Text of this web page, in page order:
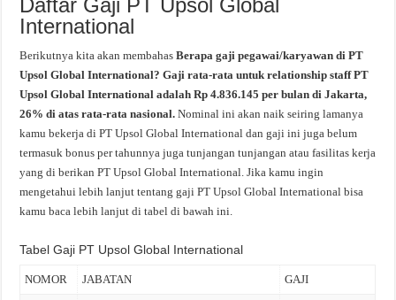
Daftar Gaji PT Upsol Global
International
Berikutnya kita akan membahasBerapa gaji pegawai/karyawan di PT
Upsol Global International? Gaji rata-rata untuk relationship staff PT
Upsol Global International adalah Rp 4.836.145 per bulan di Jakarta,
26% di atas rata-rata nasional.Nominal ini akan naik seiring lamanya
kamu bekerja di PT Upsol Global International dan gaji ini juga belum
termasuk bonus per tahunnya juga tunjangan tunjangan atau fasilitas kerja
yang di berikan PT Upsol Global International. Jika kamu ingin
mengetahui lebih lanjut tentang gaji PT Upsol Global International bisa
kamu baca lebih lanjut di tabel di bawah ini.
Tabel Gaji PT Upsol Global International
NOMOR JABATAN GAJI